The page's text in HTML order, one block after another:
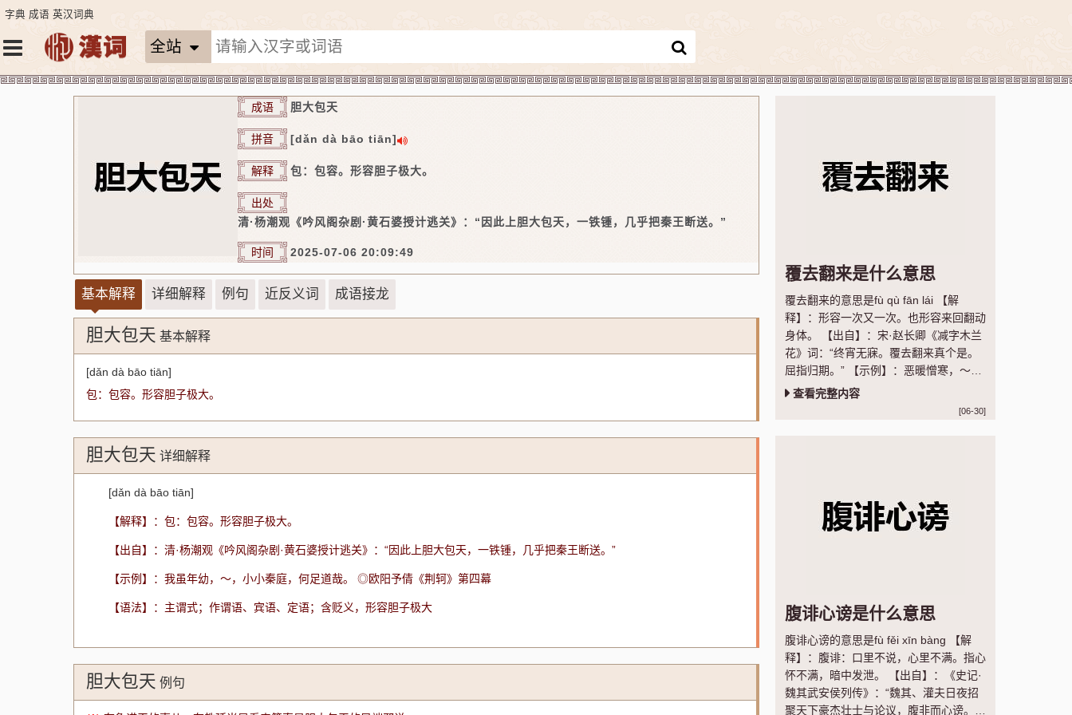
字典 成语 英汉词典
全站
成语 胆大包天
拼音 [dǎn dà bāo tiān]
解释 包：包容。形容胆子极大。
出处
清·杨潮观《吟风阁杂剧·黄石婆授计逃关》：“因此上胆大包天，一铁锺，几乎把秦王断送。”
时间 2025-07-06 20:09:49
基本解释 详细解释 例句 近反义词 成语接龙
胆大包天 基本解释
[dǎn dà bāo tiān]
包：包容。形容胆子极大。
胆大包天 详细解释
[dǎn dà bāo tiān]
【解释】：包：包容。形容胆子极大。
【出自】：清·杨潮观《吟风阁杂剧·黄石婆授计逃关》：“因此上胆大包天，一铁锺，几乎把秦王断送。”
【示例】：我虽年幼，～，小小秦庭，何足道哉。 ◎欧阳予倩《荆轲》第四幕
【语法】：主谓式；作谓语、宾语、定语；含贬义，形容胆子极大
胆大包天 例句
覆去翻来是什么意思
覆去翻来的意思是fù qù fān lái 【解
释】：形容一次又一次。也形容来回翻动
身体。 【出自】：宋·赵长卿《减字木兰
花》词：“终宵无寐。覆去翻来真个是。
屈指归期。” 【示例】：恶暖憎寒，～病
几般。 ◎明·全道人《懒画眉》
查看完整内容
[06-30]
腹诽心谤是什么意思
腹诽心谤的意思是fù fěi xīn bàng 【解
释】：腹诽：口里不说，心里不满。指心
怀不满，暗中发泄。 【出自】：《史记·
魏其武安侯列传》：“魏其、灌夫日夜招
聚天下豪杰壮士与论议，腹非而心谤。”